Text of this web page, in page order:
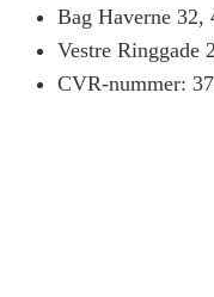
Bag Haverne 32,
Vestre Ringgade
CVR-nummer: